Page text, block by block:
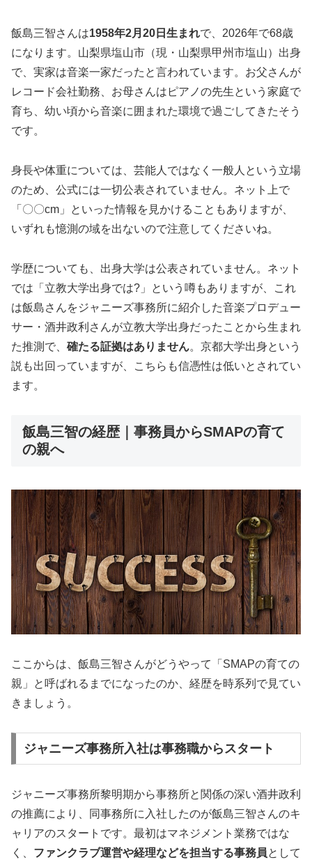
飯島三智さんは1958年2月20日生まれで、2026年で68歳
になります。山梨県塩山市（現・山梨県甲州市塩山）出身
で、実家は音楽一家だったと言われています。お父さんが
レコード会社勤務、お母さんはピアノの先生という家庭で
育ち、幼い頃から音楽に囲まれた環境で過ごしてきたそう
です。
身長や体重については、芸能人ではなく一般人という立場
のため、公式には一切公表されていません。ネット上で
「〇〇cm」といった情報を見かけることもありますが、
いずれも憶測の域を出ないので注意してくださいね。
学歴についても、出身大学は公表されていません。ネット
では「立教大学出身では?」という噂もありますが、これ
は飯島さんをジャニーズ事務所に紹介した音楽プロデュー
サー・酒井政利さんが立教大学出身だったことから生まれ
た推測で、 確たる証拠はありません。京都大学出身という
説も出回っていますが、こちらも信憑性は低いとされてい
ます。
飯島三智の経歴｜事務員からSMAPの育て
の親へ
ここからは、飯島三智さんがどうやって「SMAPの育ての
親」と呼ばれるまでになったのか、経歴を時系列で見てい
きましょう。
ジャニーズ事務所入社は事務職からスタート
ジャニーズ事務所黎明期から事務所と関係の深い酒井政利
の推薦により、同事務所に入社したのが飯島三智さんのキ
ャリアのスタートです。最初はマネジメント業務ではな
く、 ファンクラブ運営や経理などを担当する事務員として